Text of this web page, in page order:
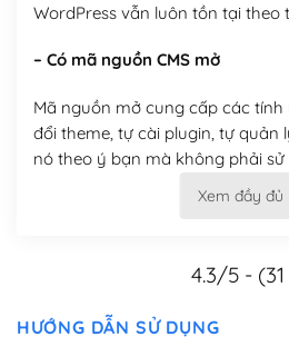
WordPress vẫn luôn tồn tại theo
– Có mã nguồn CMS mở
Mã nguồn mở cung cấp các
đổi theme, tự cài plugin, tự quản
nó theo ý bạn mà không phải
Xem đầy đủ
4.3/5 -
HƯỚNG DẪN SỬ DỤNG